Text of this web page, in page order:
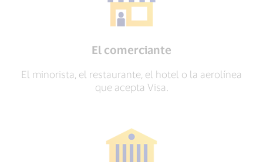
El comerciante
El minorista, el restaurante, el hotel o la aerolínea
que acepta Visa.